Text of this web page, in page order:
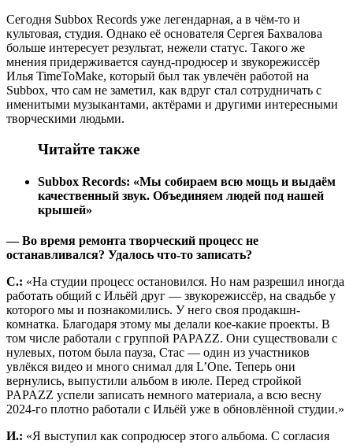
Сегодня Subbox Records уже легендарная, а в чём-то и
культовая, студия. Однако её основателя Сергея Бахвалова
больше интересует результат, нежели статус. Такого же
мнения придерживается саунд-продюсер и звукорежиссёр
Илья TimeToMake, который был так увлечён работой на
Subbox, что сам не заметил, как вдруг стал сотрудничать с
именитыми музыкантами, актёрами и другими интересными
творческими людьми.
Читайте также
Subbox Records: «Мы собираем всю мощь и выдаём
качественный звук. Объединяем людей под нашей
крышей»
— Во время ремонта творческий процесс не
останавливался? Удалось что-то записать?
С.: «На студии процесс остановился. Но нам разрешил иногда
работать общий с Ильёй друг — звукорежиссёр, на свадьбе у
которого мы и познакомились. У него своя продакшн-
комнатка. Благодаря этому мы делали кое-какие проекты. В
том числе работали с группой PAPAZZ. Они существовали с
нулевых, потом была пауза, Стас — один из участников
увлёкся видео и много снимал для L’One. Теперь они
вернулись, выпустили альбом в июле. Перед стройкой
PAPAZZ успели записать немного материала, а всю весну
2024-го плотно работали с Ильёй уже в обновлённой студии.»
И.: «Я выступил как сопродюсер этого альбома. С согласия